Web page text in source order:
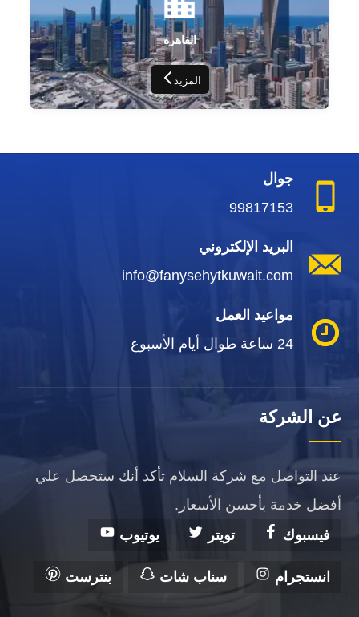
القاهره
المزيد
جوال
99817153
البريد الإلكتروني
info@fanysehytkuwait.com
مواعيد العمل
24 ساعة طوال أيام الأسبوع
عن الشركة
عند التواصل مع شركة السلام تأكد أنك ستحصل علي
أفضل خدمة بأحسن الأسعار.
فيسبوك
تويتر يوتيوب
انستجرام سناب شات بنترست